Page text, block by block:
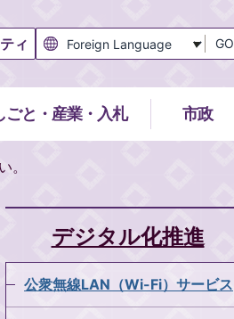
ィ GO
ごと・産業・入札 市政
。
デジタル化推進
公衆無線LAN（Wi-Fi）サービス